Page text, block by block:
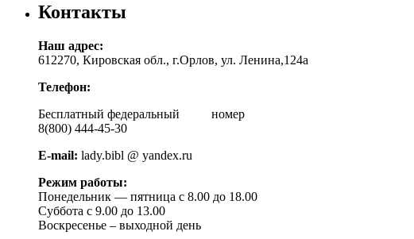
Контакты
Наш адрес:
612270, Кировская обл., г.Орлов, ул. Ленина,124а
Телефон:
Бесплатный федеральный номер
8(800) 444-45-30
E-mail: lady.bibl @ yandex.ru
Режим работы:
Понедельник — пятница с 8.00 до 18.00
Суббота с 9.00 до 13.00
Воскресенье – выходной день